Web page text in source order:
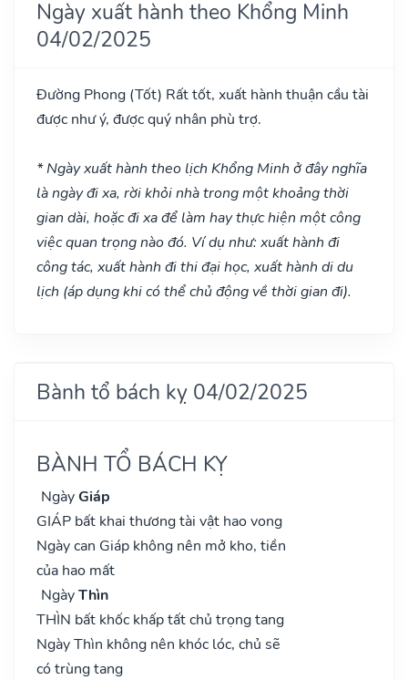
Ngày xuất hành theo Khổng Minh
04/02/2025
Đường Phong (Tốt) Rất tốt, xuất hành thuận cầu tài
được như ý, được quý nhân phù trợ.
* Ngày xuất hành theo lịch Khổng Minh ở đây nghĩa
là ngày đi xa, rời khỏi nhà trong một khoảng thời
gian dài, hoặc đi xa để làm hay thực hiện một công
việc quan trọng nào đó. Ví dụ như: xuất hành đi
công tác, xuất hành đi thi đại học, xuất hành di du
lịch (áp dụng khi có thể chủ động về thời gian đi).
Bành tổ bách kỵ 04/02/2025
BÀNH TỔ BÁCH KỴ
NgàyGiáp
GIÁP bất khai thương tài vật hao vong
Ngày can Giáp không nên mở kho, tiền
của hao mất
NgàyThìn
THÌN bất khốc khấp tất chủ trọng tang
Ngày Thìn không nên khóc lóc, chủ sẽ
có trùng tang